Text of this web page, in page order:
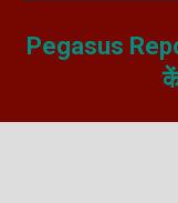
Pegasus